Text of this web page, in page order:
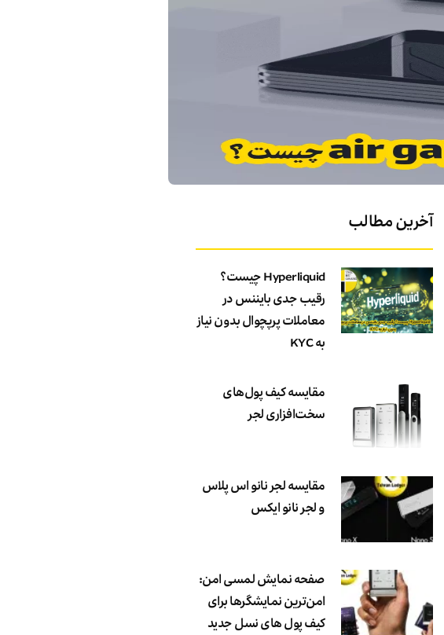
آخرین مطالب
Hyperliquid چیست؟
رقیب جدی بایننس در
معاملات پرپچوال بدون نیاز
به KYC
مقایسه کیف پول‌های
سخت‌افزاری لجر
مقایسه لجر نانو اس پلاس
و لجر نانو ایکس
صفحه نمایش لمسی امن:
امن‌ترین نمایشگرها برای
کیف پول های نسل جدید